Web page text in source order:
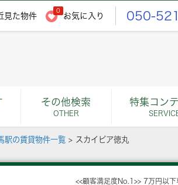
見た物件
0
お気に入り 050-
その他検索
OTHER
特集コン
駅の賃貸物件一覧 > スカイピア徳丸
<<顧客満足度No.1>> 7万円以下